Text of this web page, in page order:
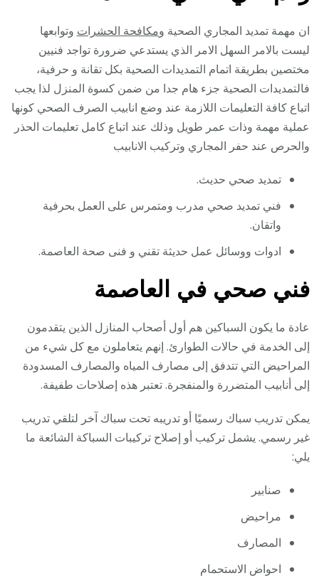
ان مهمة تمديد المجاري الصحية ومكافحة الحشرات وتوابعها
ليست بالامر السهل الامر الذي يستدعي ضرورة تواجد فنيين
مختصين بطريقة اتمام التمديدات الصحية بكل تقانة و حرفية،
فالتمديدات الصحية جزء هام جدا من ضمن كسوة المنزل لذا يجب
اتباع كافة التعليمات اللازمة عند وضع انابيب الصرف الصحي كونها
عملية مهمة وذات عمر طويل وذلك عند اتباع كامل تعليمات الحذر
والحرص عند حفر المجاري وتركيب الانابيب
تمديد صحي حديث.
فني تمديد صحي مدرب ومتمرس على العمل بحرفية
واتقان.
ادوات ووسائل عمل حديثة تقني و فنى صحة العاصمة.
فني صحي في العاصمة
عادة ما يكون السباكين هم أول أصحاب المنازل الذين يتقدمون
إلى الخدمة في حالات الطوارئ. إنهم يتعاملون مع كل شيء من
المراحيض التي تتدفق إلى مصارف المياه والمصارف المسدودة
إلى أنابيب المتضررة والمنفجرة. تعتبر هذه إصلاحات طفيفة.
يمكن تدريب سباك رسميًا أو تدريبه تحت سباك آخر لتلقي تدريب
غير رسمي. يشمل تركيب أو إصلاح تركيبات السباكة الشائعة ما
يلي:
صنابير
مراحيض
المصارف
احواض الاستحمام